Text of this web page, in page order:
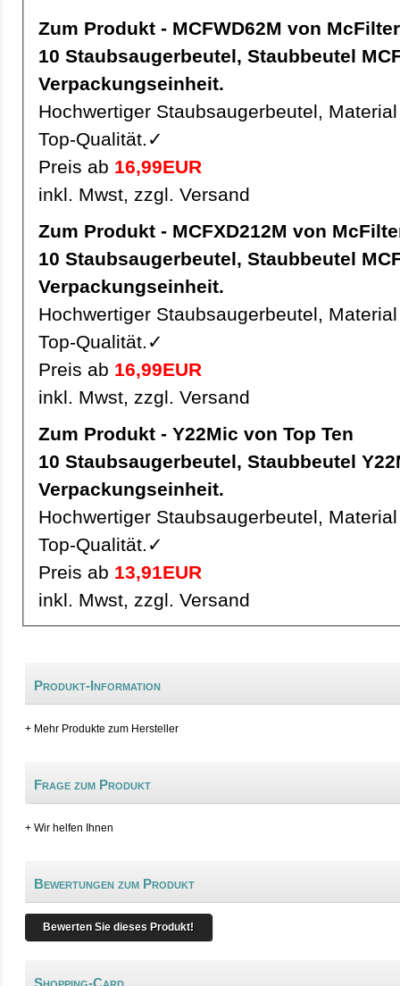
Zum Produkt - MCFWD62M von McFilter
10 Staubsaugerbeutel, Staubbeutel MCFWD62M pro
Verpackungseinheit.
Hochwertiger Staubsaugerbeutel,
Top-Qualität.✓
Preis ab 16,99EUR
inkl. Mwst, zzgl. Versand
Zum Produkt - MCFXD212M von
10 Staubsaugerbeutel, Staubbeutel MCFXD212M pro
Verpackungseinheit.
Hochwertiger Staubsaugerbeutel,
Top-Qualität.✓
Preis ab 16,99EUR
inkl. Mwst, zzgl. Versand
Zum Produkt - Y22Mic von Top Ten
10 Staubsaugerbeutel, Staubbeutel Y22Mic pro
Verpackungseinheit.
Hochwertiger Staubsaugerbeutel,
Top-Qualität.✓
Preis ab 13,91EUR
inkl. Mwst, zzgl. Versand
Produkt-Information
+ Mehr Produkte zum Hersteller
Frage zum Produkt
+ Wir helfen Ihnen
Bewertungen zum Produkt
Bewerten Sie dieses Produkt!